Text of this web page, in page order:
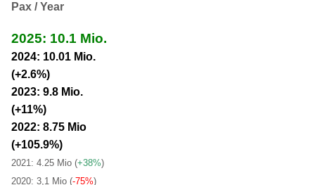
Pax / Year
2025: 10.1 Mio.
2024: 10.01 Mio.
(+2.6%)
2023: 9.8 Mio.
(+11%)
2022: 8.75 Mio
(+105.9%)
2021: 4.25 Mio (+38%)
2020: 3,1 Mio (-75%)